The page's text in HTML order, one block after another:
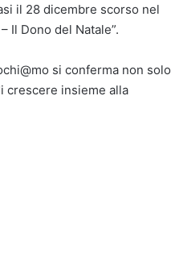
il 28 dicembre scorso nel
Il Dono del Natale”.
si conferma non solo
crescere insieme alla